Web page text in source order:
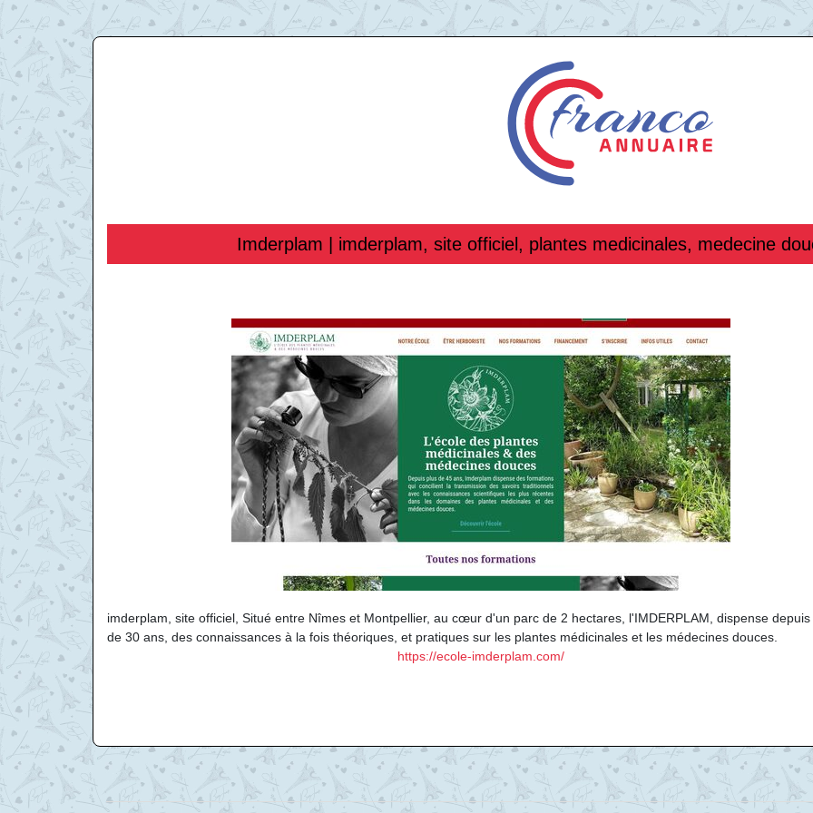
Imderplam | imderplam, site officiel, plantes medicinales, medecine
imderplam, site officiel, Situé entre Nîmes et Montpellier, au cœur d'un parc de 2 hectares, l'IMDERPLAM, dispense depuis
de 30 ans, des connaissances à la fois théoriques, et pratiques sur les plantes médicinales et les médecines douces.
https://ecole-imderplam.com/